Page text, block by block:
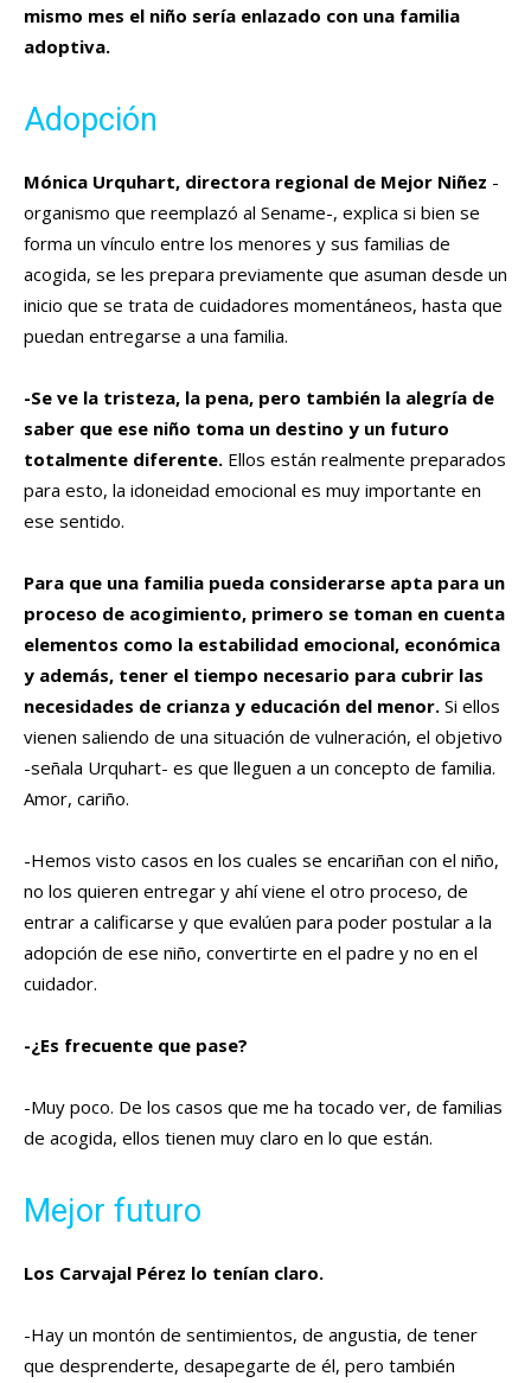
mismo mes el niño sería enlazado con una familia
adoptiva.
Adopción
Mónica Urquhart, directora regional de Mejor Niñez -
organismo que reemplazó al Sename-, explica si bien se
forma un vínculo entre los menores y sus familias de
acogida, se les prepara previamente que asuman desde un
inicio que se trata de cuidadores momentáneos, hasta que
puedan entregarse a una familia.
-Se ve la tristeza, la pena, pero también la alegría de
saber que ese niño toma un destino y un futuro
totalmente diferente. Ellos están realmente preparados
para esto, la idoneidad emocional es muy importante en
ese sentido.
Para que una familia pueda considerarse apta para un
proceso de acogimiento, primero se toman en cuenta
elementos como la estabilidad emocional, económica
y además, tener el tiempo necesario para cubrir las
necesidades de crianza y educación del menor. Si ellos
vienen saliendo de una situación de vulneración, el objetivo
-señala Urquhart- es que lleguen a un concepto de familia.
Amor, cariño.
-Hemos visto casos en los cuales se encariñan con el niño,
no los quieren entregar y ahí viene el otro proceso, de
entrar a calificarse y que evalúen para poder postular a la
adopción de ese niño, convertirte en el padre y no en el
cuidador.
-¿Es frecuente que pase?
-Muy poco. De los casos que me ha tocado ver, de familias
de acogida, ellos tienen muy claro en lo que están.
Mejor futuro
Los Carvajal Pérez lo tenían claro.
-Hay un montón de sentimientos, de angustia, de tener
que desprenderte, desapegarte de él, pero también